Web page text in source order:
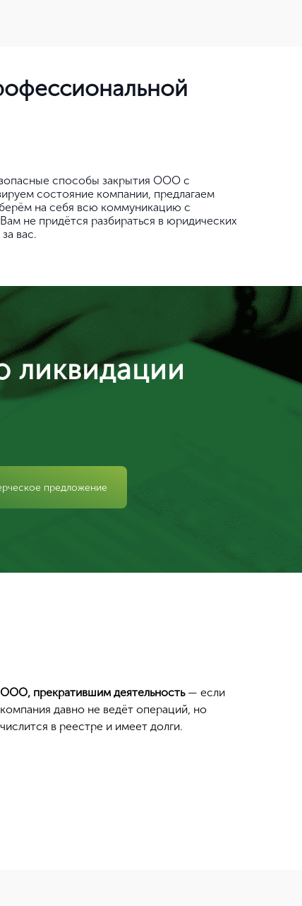
способы закрытия ООО с
состояние компании, предлагаем
на себя всю коммуникацию с
не придётся разбираться в юридических
вас.
ликвидации
предложение
ООО, прекратившим деятельность— если
компания давно не ведёт операций, но
числится в реестре и имеет долги.